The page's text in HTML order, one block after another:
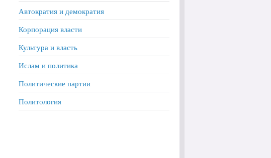
Автократия и демократия
Корпорация власти
Культура и власть
Ислам и политика
Политические партии
Политология